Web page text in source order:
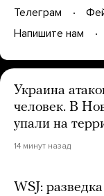
Телеграм
Напишите нам
Украина
человек. В
упали на
14 минут назад
WSJ: